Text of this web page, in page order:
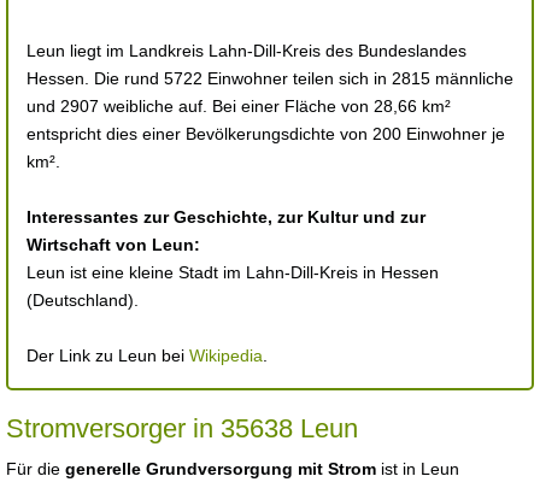
Leun liegt im Landkreis Lahn-Dill-Kreis des Bundeslandes
Hessen. Die rund 5722 Einwohner teilen sich in 2815 männliche
und 2907 weibliche auf. Bei einer Fläche von 28,66 km²
entspricht dies einer Bevölkerungsdichte von 200 Einwohner je
km².
Interessantes zur Geschichte, zur Kultur und zur
Wirtschaft von Leun:
Leun ist eine kleine Stadt im Lahn-Dill-Kreis in Hessen
(Deutschland).
Der Link zu Leun bei Wikipedia
Stromversorger in 35638 Leun
Für die generelle Grundversorgung mit Strom ist in Leun